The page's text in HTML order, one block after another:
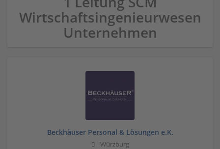
Wirtschaftsingenieurwesen
Unternehmen
Beckhäuser Personal & Lösungen e.K.
Würzburg